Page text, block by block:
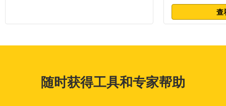
查
随时获得工具和专家帮助